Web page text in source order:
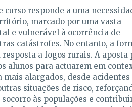
curso responde a uma
marcado por uma vasta
e vulnerável à ocorrência de
catástrofes. No entanto, a
a fogos rurais. A aposta
alunos para actuarem em
mais alargados, desde acidentes
situações de risco,
às populações e